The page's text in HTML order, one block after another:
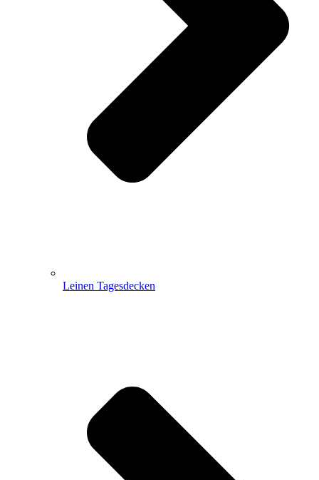
Leinen Tagesdecken